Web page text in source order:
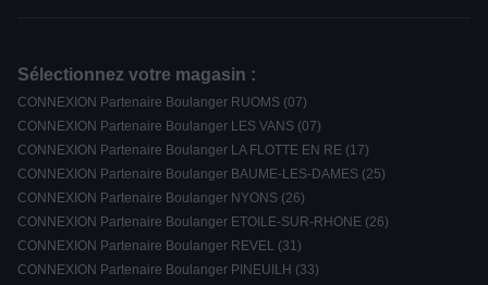
Sélectionnez votre magasin :
CONNEXION Partenaire Boulanger RUOMS (07)
CONNEXION Partenaire Boulanger LES VANS (07)
CONNEXION Partenaire Boulanger LA FLOTTE EN RE (17)
CONNEXION Partenaire Boulanger BAUME-LES-DAMES (25)
CONNEXION Partenaire Boulanger NYONS (26)
CONNEXION Partenaire Boulanger ETOILE-SUR-RHONE (26)
CONNEXION Partenaire Boulanger REVEL (31)
CONNEXION Partenaire Boulanger PINEUILH (33)